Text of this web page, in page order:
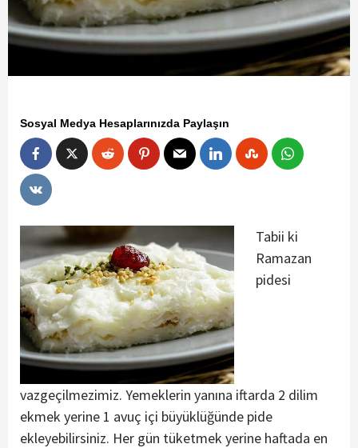
Sosyal Medya Hesaplarınızda Paylaşın
Tabii ki
Ramazan
pidesi
vazgeçilmezimiz. Yemeklerin yanına iftarda 2 dilim
ekmek yerine 1 avuç içi büyüklüğünde pide
ekleyebilirsiniz. Her gün tüketmek yerine haftada en